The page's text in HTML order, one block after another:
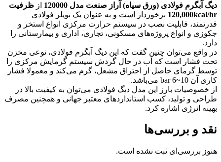
دیگ آبگرم فولادی (ورق سیاه) آراز صنعت مدل 120000 از ظرفیت
120,000kcal/hr برخوردار است و به عنوان یک بویلر فولادی
قدرتمند، قابلیت نصب در سیستم حرارت مرکزی انواع استخر و
جکوزی و انواع پروژه‌های مسکونی، تجاری، اداری و بیمارستانی را
دارد.
در واقع می‌توان چنین گفت که این دیگ آبگرم فولادی، نوعی مخزن
تحت فشار است که آب در حال گردش سیستم گرمایش مرکزی را
توسط گرمای حاصل از احتراق مشعل، گرم می‌کند و معمولا فشار
کاری آن 10~6 bar می‌باشد.
از خصوصیات بارز این مدل دیگ فولادی می‌توان به کیفیت بالا در
طراحی و تولید، کسب استانداردهای معتبر جهانی و همچنین مصرف
بهینه انرژی اشاره کرد.
نقد و بررسی‌ها
هنوز بررسی‌ای ثبت نشده است.